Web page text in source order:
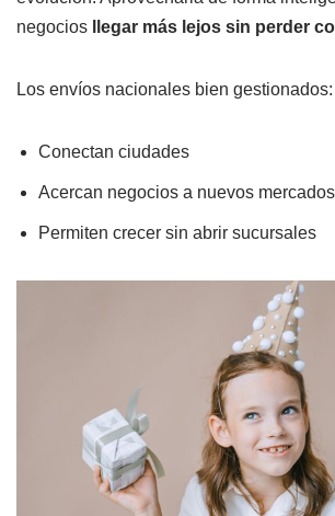
negocios
llegar más lejos sin perder
Los envíos nacionales bien gestionados:
Conectan ciudades
Acercan negocios a nuevos mercados
Permiten crecer sin abrir sucursales